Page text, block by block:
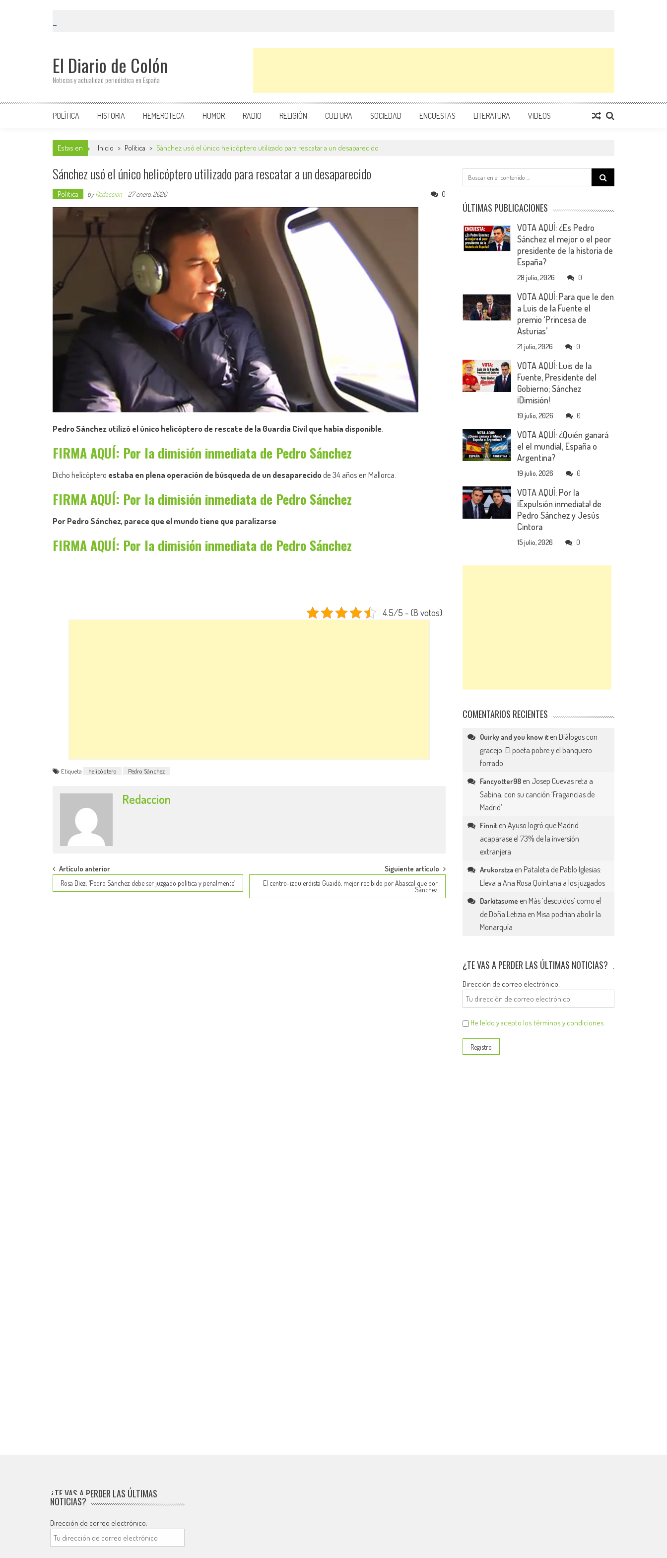
El Diario de Colón
Noticias y actualidad periodística en España
POLÍTICA HISTORIA HEMEROTECA HUMOR RADIO RELIGIÓN CULTURA SOCIEDAD ENCUESTAS LITERATURA VIDEOS
Estas en Inicio > Política > Sánchez usó el único helicóptero utilizado para rescatar a un desaparecido
Sánchez usó el único helicóptero utilizado para rescatar a un desaparecido
Política byRedaccion - 27 enero, 2020 0
Pedro Sánchez utilizó el único helicóptero de rescate de la Guardia Civil que había disponible
FIRMA AQUÍ: Por la dimisión inmediata de Pedro Sánchez
Dicho helicóptero estaba en plena operación de búsqueda de un desaparecidode 34 años en Mallorca.
FIRMA AQUÍ: Por la dimisión inmediata de Pedro Sánchez
Por Pedro Sánchez, parece que el mundo tiene que paralizarse
FIRMA AQUÍ: Por la dimisión inmediata de Pedro Sánchez
4.5/5 - (8 votos)
Etiqueta helicóptero Pedro Sánchez
Redaccion
Post
navigation
Artículo anterior
Rosa Díez: ‘Pedro Sánchez debe ser juzgado política y penalmente’
Siguiente artículo
El centro-izquierdista Guaidó, mejor recibido por Abascal que por
Sánchez
Search
for:
ÚLTIMAS PUBLICACIONES
VOTA AQUÍ: ¿Es Pedro
Sánchez el mejor o el peor
presidente de la historia de
España?
28 julio, 2026 0
VOTA AQUÍ: Para que le den
a Luis de la Fuente el
premio ‘Princesa de
Asturias’
21 julio, 2026 0
VOTA AQUÍ: Luis de la
Fuente, Presidente del
Gobierno; Sánchez
¡Dimisión!
19 julio, 2026 0
VOTA AQUÍ: ¿Quién ganará
el el mundial, España o
Argentina?
19 julio, 2026 0
VOTA AQUÍ: Por la
¡Expulsión inmediata! de
Pedro Sánchez y Jesús
Cintora
15 julio, 2026 0
COMENTARIOS RECIENTES
Quirky and you know it en Diálogos con
gracejo: El poeta pobre y el banquero
forrado
Fancyotter98 en Josep Cuevas reta a
Sabina, con su canción ‘Fragancias de
Madrid’
Finnit enAyuso logró que Madrid
acaparase el 73% de la inversión
extranjera
Arukorstza en Pataleta de Pablo Iglesias:
Lleva a Ana Rosa Quintana a los juzgados
Darkitasume en Más ‘descuidos’ como el
de Doña Letizia en Misa podrían abolir la
Monarquía
¿TE VAS A PERDER LAS ÚLTIMAS NOTICIAS?
Dirección de correo electrónico:
He leído y acepto los términos y condiciones
¿TE VAS A PERDER LAS ÚLTIMAS
NOTICIAS?
Dirección de correo electrónico: